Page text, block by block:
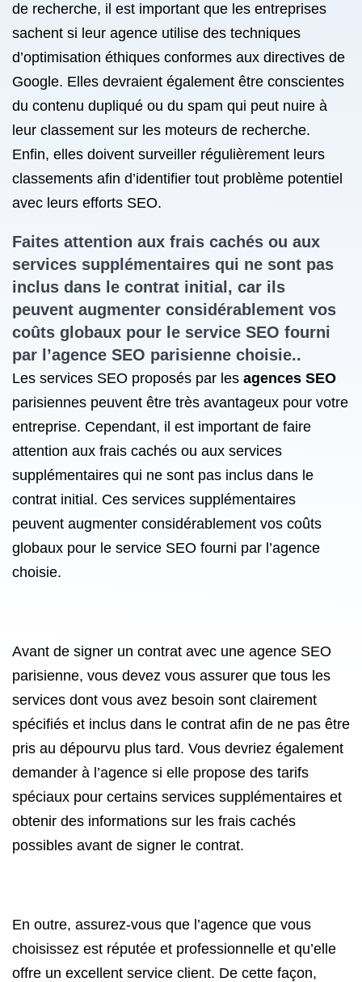
de recherche, il est important que les entreprises
sachent si leur agence utilise des techniques
d’optimisation éthiques conformes aux directives de
Google. Elles devraient également être conscientes
du contenu dupliqué ou du spam qui peut nuire à
leur classement sur les moteurs de recherche.
Enfin, elles doivent surveiller régulièrement leurs
classements afin d’identifier tout problème potentiel
avec leurs efforts SEO.
Faites attention aux frais cachés ou aux
services supplémentaires qui ne sont pas
inclus dans le contrat initial, car ils
peuvent augmenter considérablement vos
coûts globaux pour le service SEO fourni
par l’agence SEO parisienne choisie..
Les services SEO proposés par les agences SEO
parisiennes peuvent être très avantageux pour votre
entreprise. Cependant, il est important de faire
attention aux frais cachés ou aux services
supplémentaires qui ne sont pas inclus dans le
contrat initial. Ces services supplémentaires
peuvent augmenter considérablement vos coûts
globaux pour le service SEO fourni par l’agence
choisie.
Avant de signer un contrat avec une agence SEO
parisienne, vous devez vous assurer que tous les
services dont vous avez besoin sont clairement
spécifiés et inclus dans le contrat afin de ne pas être
pris au dépourvu plus tard. Vous devriez également
demander à l’agence si elle propose des tarifs
spéciaux pour certains services supplémentaires et
obtenir des informations sur les frais cachés
possibles avant de signer le contrat.
En outre, assurez-vous que l’agence que vous
choisissez est réputée et professionnelle et qu’elle
offre un excellent service client. De cette façon,